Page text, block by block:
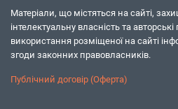
Матеріали, що містяться на сайті,
інтелектуальну власність та
використання розміщеної на сайті
згоди законних правовласників.
Публічний договір (Оферта)